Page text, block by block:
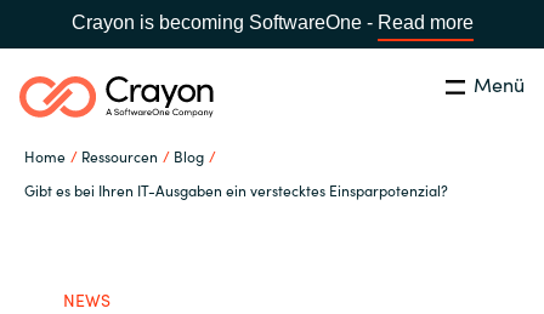
Crayon is becoming SoftwareOne - Read more
Menü
Home Ressourcen
Blog
Gibt es bei Ihren IT-Ausgaben ein verstecktes Einsparpotenzial?
Suchen Schließen
Unsere Expertise
NEWS